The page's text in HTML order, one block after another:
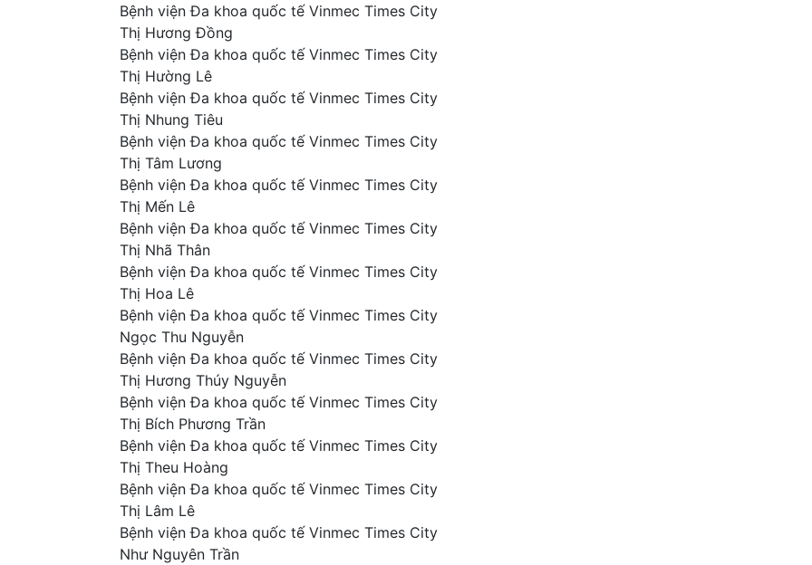
Bệnh viện Đa khoa quốc tế Vinmec Times City
Thị Hương Đồng
Bệnh viện Đa khoa quốc tế Vinmec Times City
Thị Hường Lê
Bệnh viện Đa khoa quốc tế Vinmec Times City
Thị Nhung Tiêu
Bệnh viện Đa khoa quốc tế Vinmec Times City
Thị Tâm Lương
Bệnh viện Đa khoa quốc tế Vinmec Times City
Thị Mến Lê
Bệnh viện Đa khoa quốc tế Vinmec Times City
Thị Nhã Thân
Bệnh viện Đa khoa quốc tế Vinmec Times City
Thị Hoa Lê
Bệnh viện Đa khoa quốc tế Vinmec Times City
Ngọc Thu Nguyễn
Bệnh viện Đa khoa quốc tế Vinmec Times City
Thị Hương Thúy Nguyễn
Bệnh viện Đa khoa quốc tế Vinmec Times City
Thị Bích Phương Trần
Bệnh viện Đa khoa quốc tế Vinmec Times City
Thị Theu Hoàng
Bệnh viện Đa khoa quốc tế Vinmec Times City
Thị Lâm Lê
Bệnh viện Đa khoa quốc tế Vinmec Times City
Như Nguyên Trần